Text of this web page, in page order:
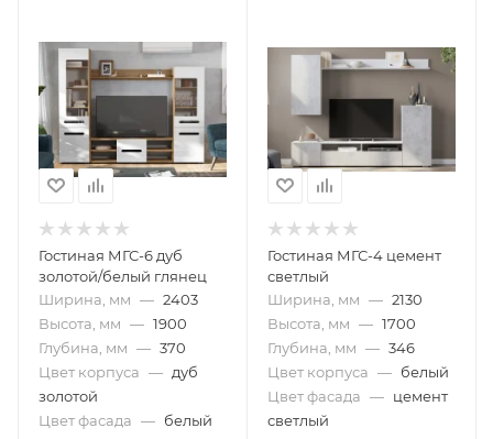
Гостиная МГС-6 дуб
золотой/белый глянец
Ширина, мм — 2403
Высота, мм — 1900
Глубина, мм — 370
Цвет корпуса — дуб
золотой
Цвет фасада — белый
Гостиная МГС-4 цемент
светлый
Ширина, мм — 2130
Высота, мм — 1700
Глубина, мм — 346
Цвет корпуса — белый
Цвет фасада — цемент
светлый